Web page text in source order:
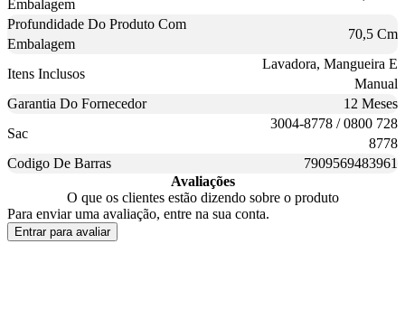
Embalagem
Profundidade Do Produto Com
Embalagem
70,5 Cm
Itens Inclusos
Lavadora, Mangueira E
Manual
Garantia Do Fornecedor
12 Meses
Sac
3004-8778 / 0800 728
8778
Codigo De Barras
7909569483961
Avaliações
O que os clientes estão dizendo sobre o produto
Para enviar uma avaliação, entre na sua conta.
Entrar para avaliar